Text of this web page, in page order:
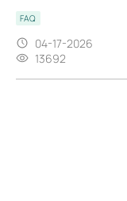
FAQ
04-17-2026
13692